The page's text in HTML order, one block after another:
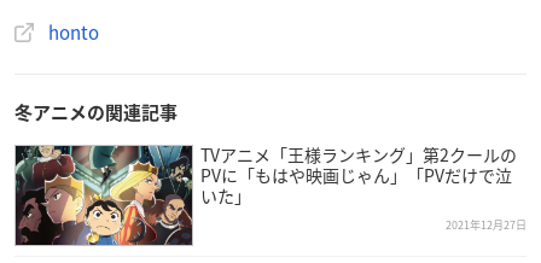
honto
冬アニメの関連記事
TVアニメ「王様ランキング」第2クールの
PVに「もはや映画じゃん」「PVだけで泣
いた」
2021年12月27日